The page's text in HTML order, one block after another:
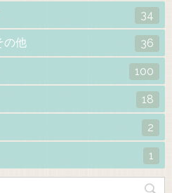
34
の他 36
100
18
2
1